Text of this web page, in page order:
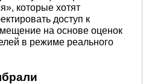
которые хотят
доступ к
на основе оценок
в режиме реального